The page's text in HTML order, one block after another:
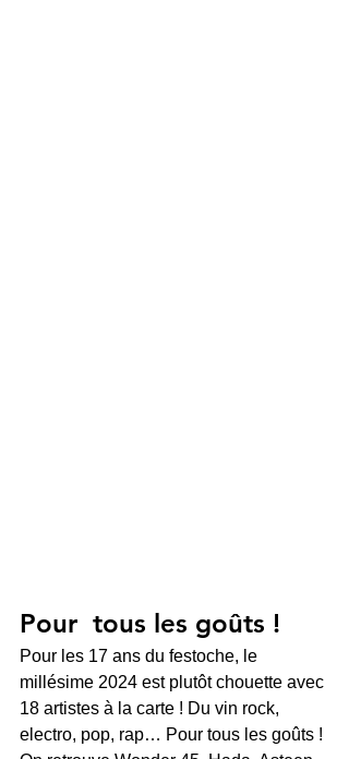
Pour  tous les goûts !
Pour les 17 ans du festoche, le
millésime 2024 est plutôt chouette avec
18 artistes à la carte ! Du vin rock,
electro, pop, rap… Pour tous les goûts !